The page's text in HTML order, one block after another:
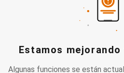
Estamos
Algunas funciones se están